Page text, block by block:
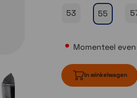
53
55
Momenteel
In winkelwagen